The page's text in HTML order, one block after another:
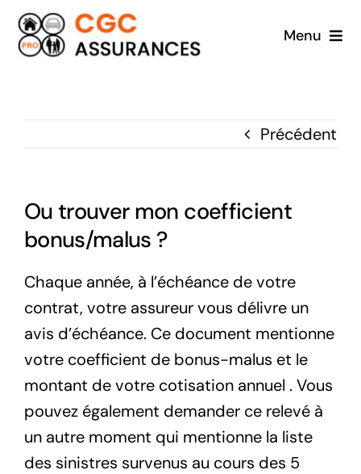
Passer
contenu
Menu
Professionnels
Contact
Précédent
Ou trouver mon coefficient
bonus/malus ?
Chaque année, à l’échéance de votre
contrat, votre assureur vous délivre un
avis d’échéance. Ce document mentionne
votre coefficient de bonus-malus et le
montant de votre cotisation annuel . Vous
pouvez également demander ce relevé à
un autre moment qui mentionne la liste
des sinistres survenus au cours des 5